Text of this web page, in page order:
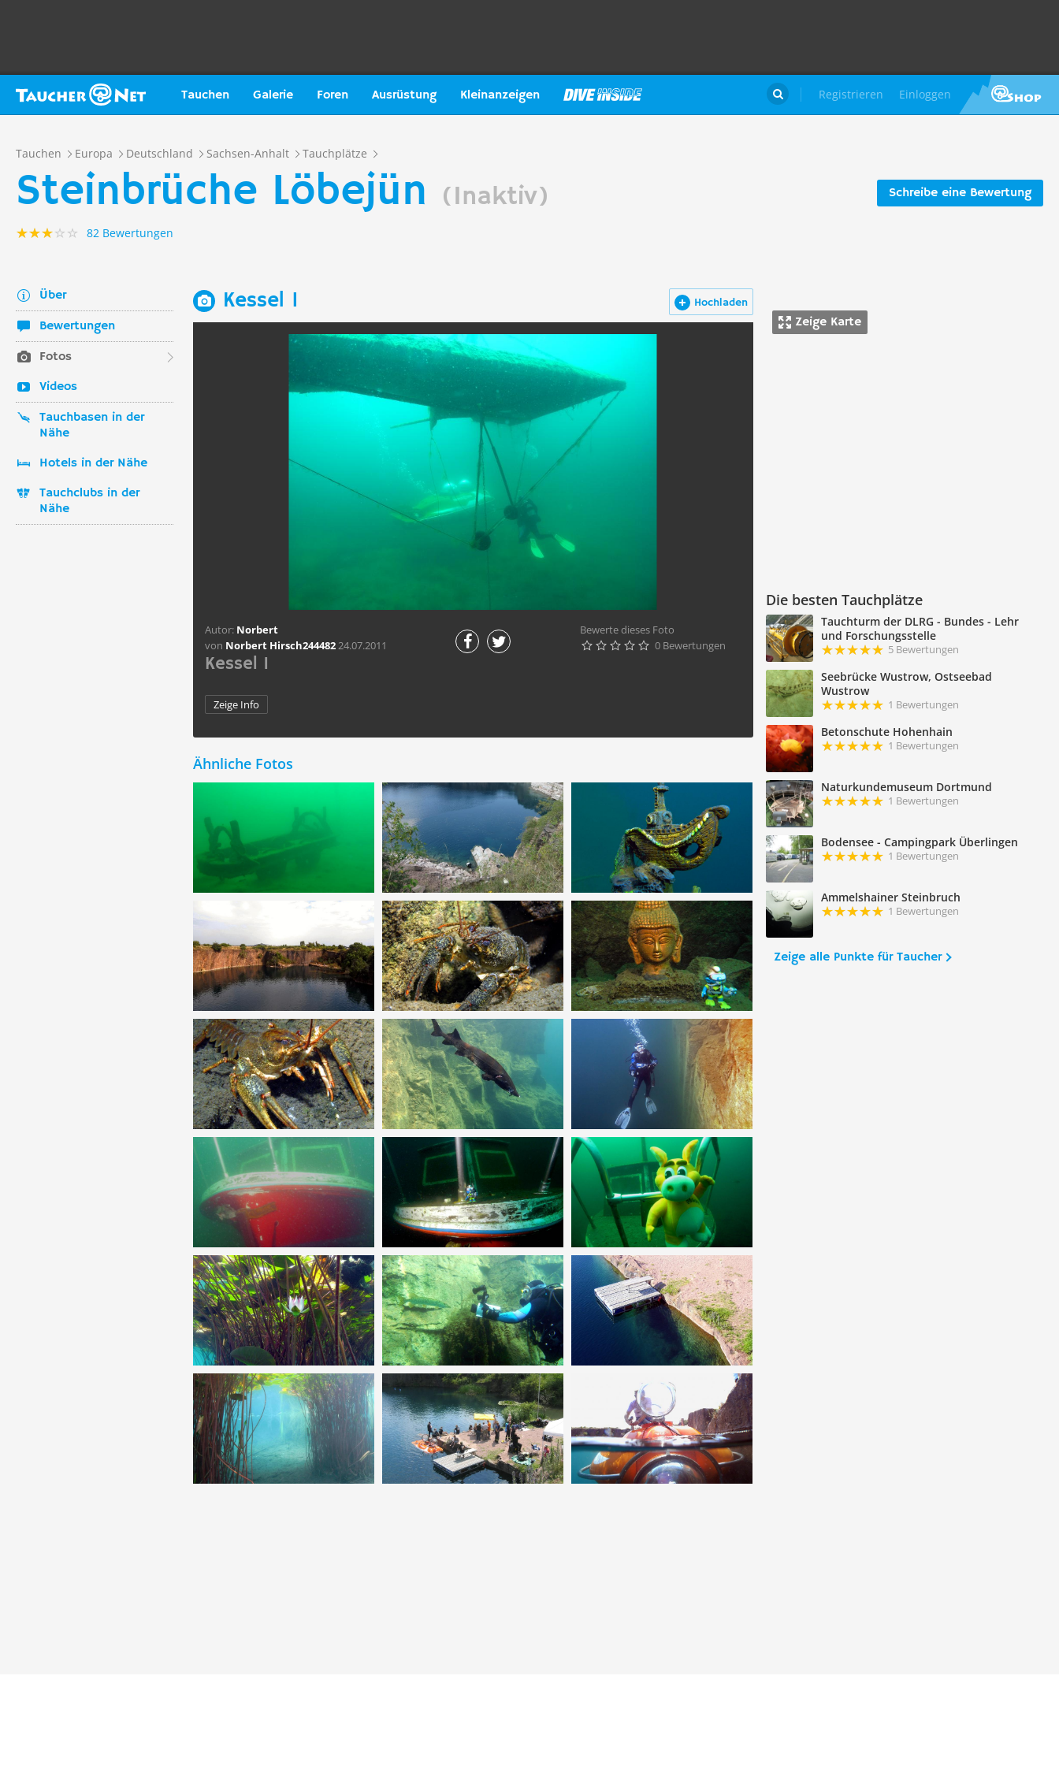
Tauchen Galerie Foren Ausrüstung Kleinanzeigen Registrieren Einloggen

Tauchen Europa Deutschland Sachsen-Anhalt Tauchplätze
Schreibe eine Bewertung
Steinbrüche Löbejün (Inaktiv)
82 Bewertungen
Über
Bewertungen
Fotos
Videos
Tauchbasen in der
Nähe
Hotels in der Nähe
Tauchclubs in der
Nähe
Zeige Karte
Die besten Tauchplätze
Tauchturm der DLRG - Bundes - Lehr
und Forschungsstelle
5 Bewertungen
Seebrücke Wustrow, Ostseebad
Wustrow
1 Bewertungen
Betonschute Hohenhain
1 Bewertungen
Naturkundemuseum Dortmund
1 Bewertungen
Bodensee - Campingpark Überlingen
1 Bewertungen
Ammelshainer Steinbruch
1 Bewertungen
Zeige alle Punkte für Taucher
Hochladen
Kessel 1
Autor: Norbert
von Norbert Hirsch24448224.07.2011
Bewerte dieses Foto
     0 Bewertungen
Kessel 1
Zeige Info
Ähnliche Fotos